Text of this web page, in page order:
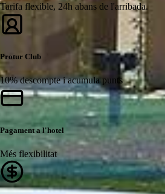
Tarifa flexible, 24h abans de l'arribada.
Protur Club
10% descompte i acumula punts
Pagament a l'hotel
Més flexibilitat